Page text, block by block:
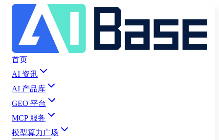
首页
AI 资讯
AI 产品库
GEO 平台
MCP 服务
模型算力广场